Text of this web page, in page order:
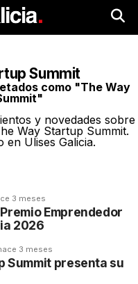
Summit
como "The Way
y novedades sobre
Way Startup Summit.
en Ulises Galicia.
3 meses
Emprendedor
2026
3 meses
Summit presenta su